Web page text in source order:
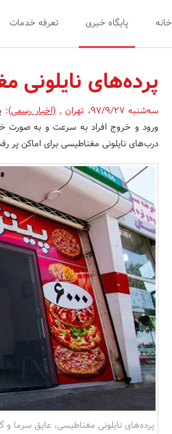
خانه پایگاه خبری تعرفه خدمات
پرده‌های نایلونی
سه‌شنبه 97/9/27 ، تهران ,(اخبار رسمی):
ورود و خروج افراد به سرعت و به صورت
درب‌های نایلونی مغناطیسی برای اماکن پر
پرده‌های نایلونی مغناطیسی، عایق سرما و